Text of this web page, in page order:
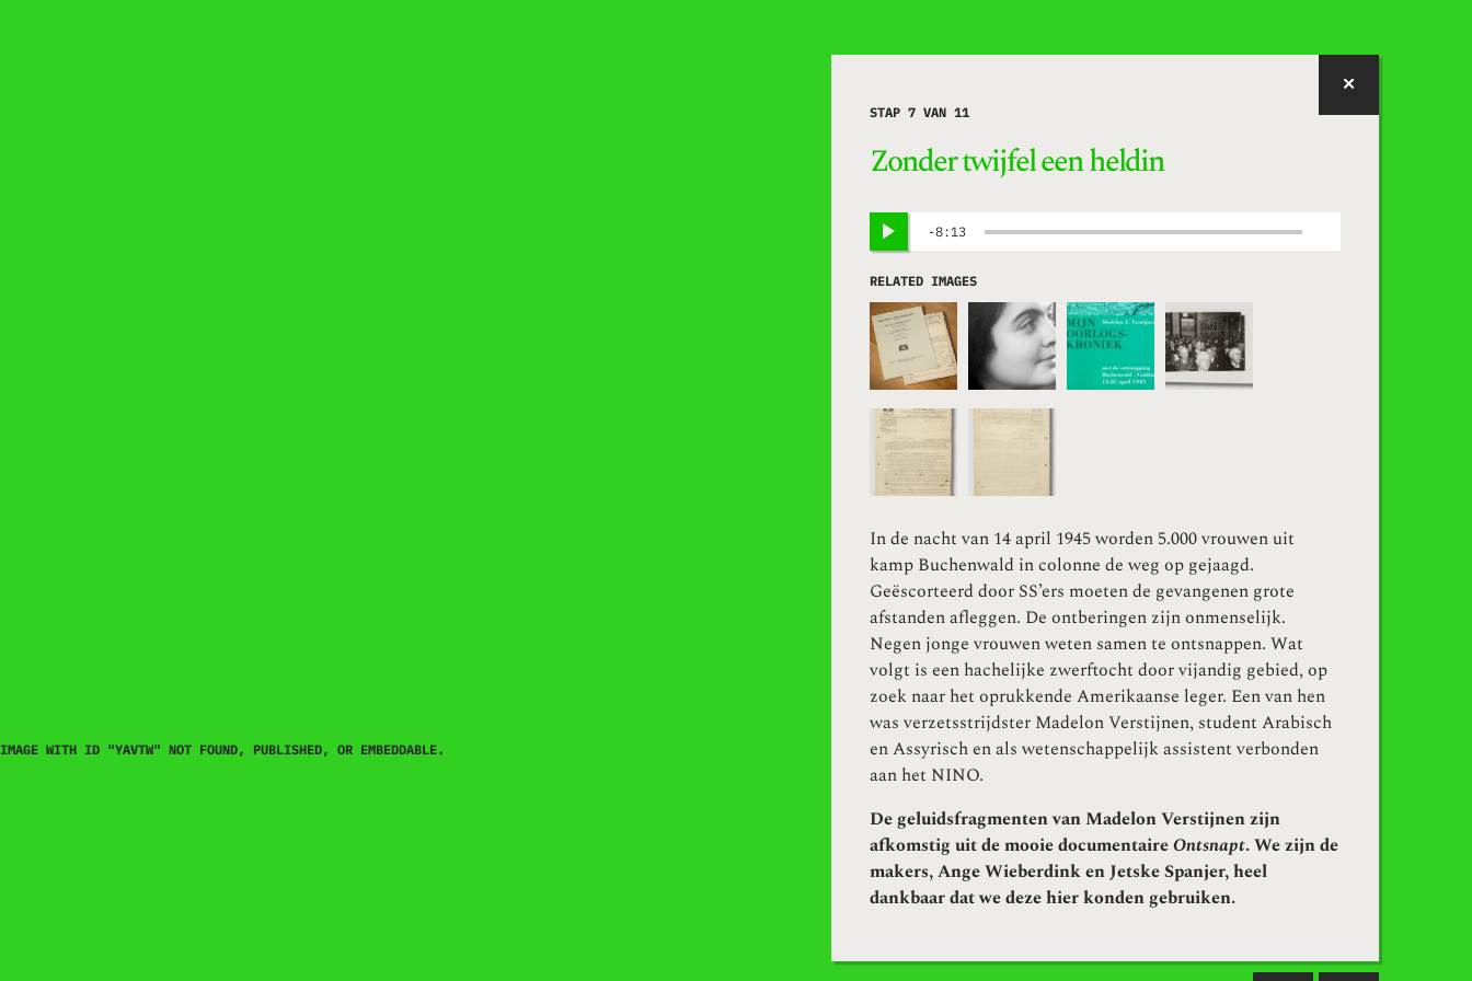
IMAGE WITH ID "YAVTW" NOT FOUND, PUBLISHED, OR EMBEDDABLE.
STAP 7 VAN 11
Zonder twijfel een heldin
8:13
RELATED IMAGES
In de nacht van 14 april 1945 worden 5.000 vrouwen uit
kamp Buchenwald in colonne de weg op gejaagd.
Geëscorteerd door SS’ers moeten de gevangenen grote
afstanden afleggen. De ontberingen zijn onmenselijk.
Negen jonge vrouwen weten samen te ontsnappen. Wat
volgt is een hachelijke zwerftocht door vijandig gebied, op
zoek naar het oprukkende Amerikaanse leger. Een van hen
was verzetsstrijdster Madelon Verstijnen, student Arabisch
en Assyrisch en als wetenschappelijk assistent verbonden
aan het NINO.
De geluidsfragmenten van Madelon Verstijnen zijn
afkomstig uit de mooie documentaireOntsnapt. We zijn de
makers, Ange Wieberdink en Jetske Spanjer, heel
dankbaar dat we deze hier konden gebruiken.